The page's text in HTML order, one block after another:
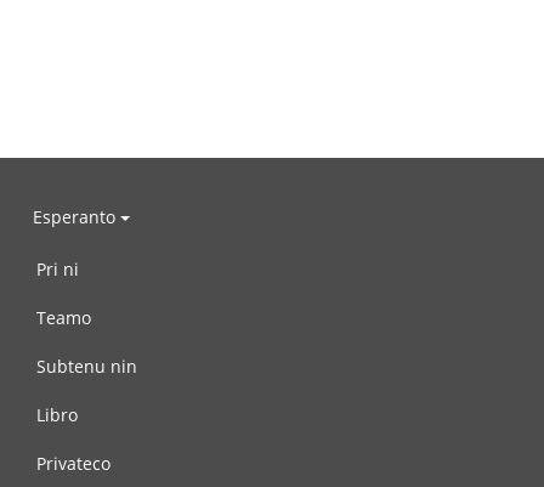
Esperanto
Pri ni
Teamo
Subtenu nin
Libro
Privateco